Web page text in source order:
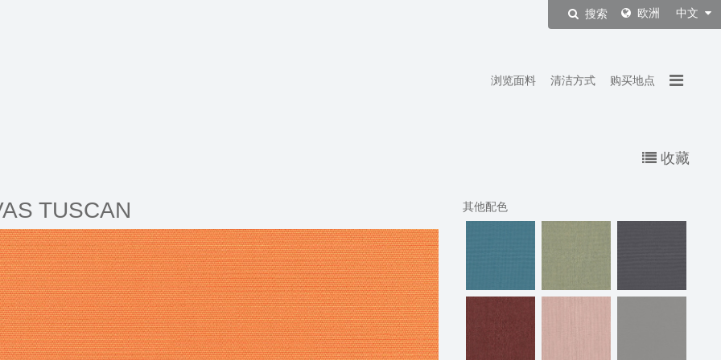
搜索 欧洲 中文
浏览面料 清洁方式 购买地点
收藏
TUSCAN 其他配色